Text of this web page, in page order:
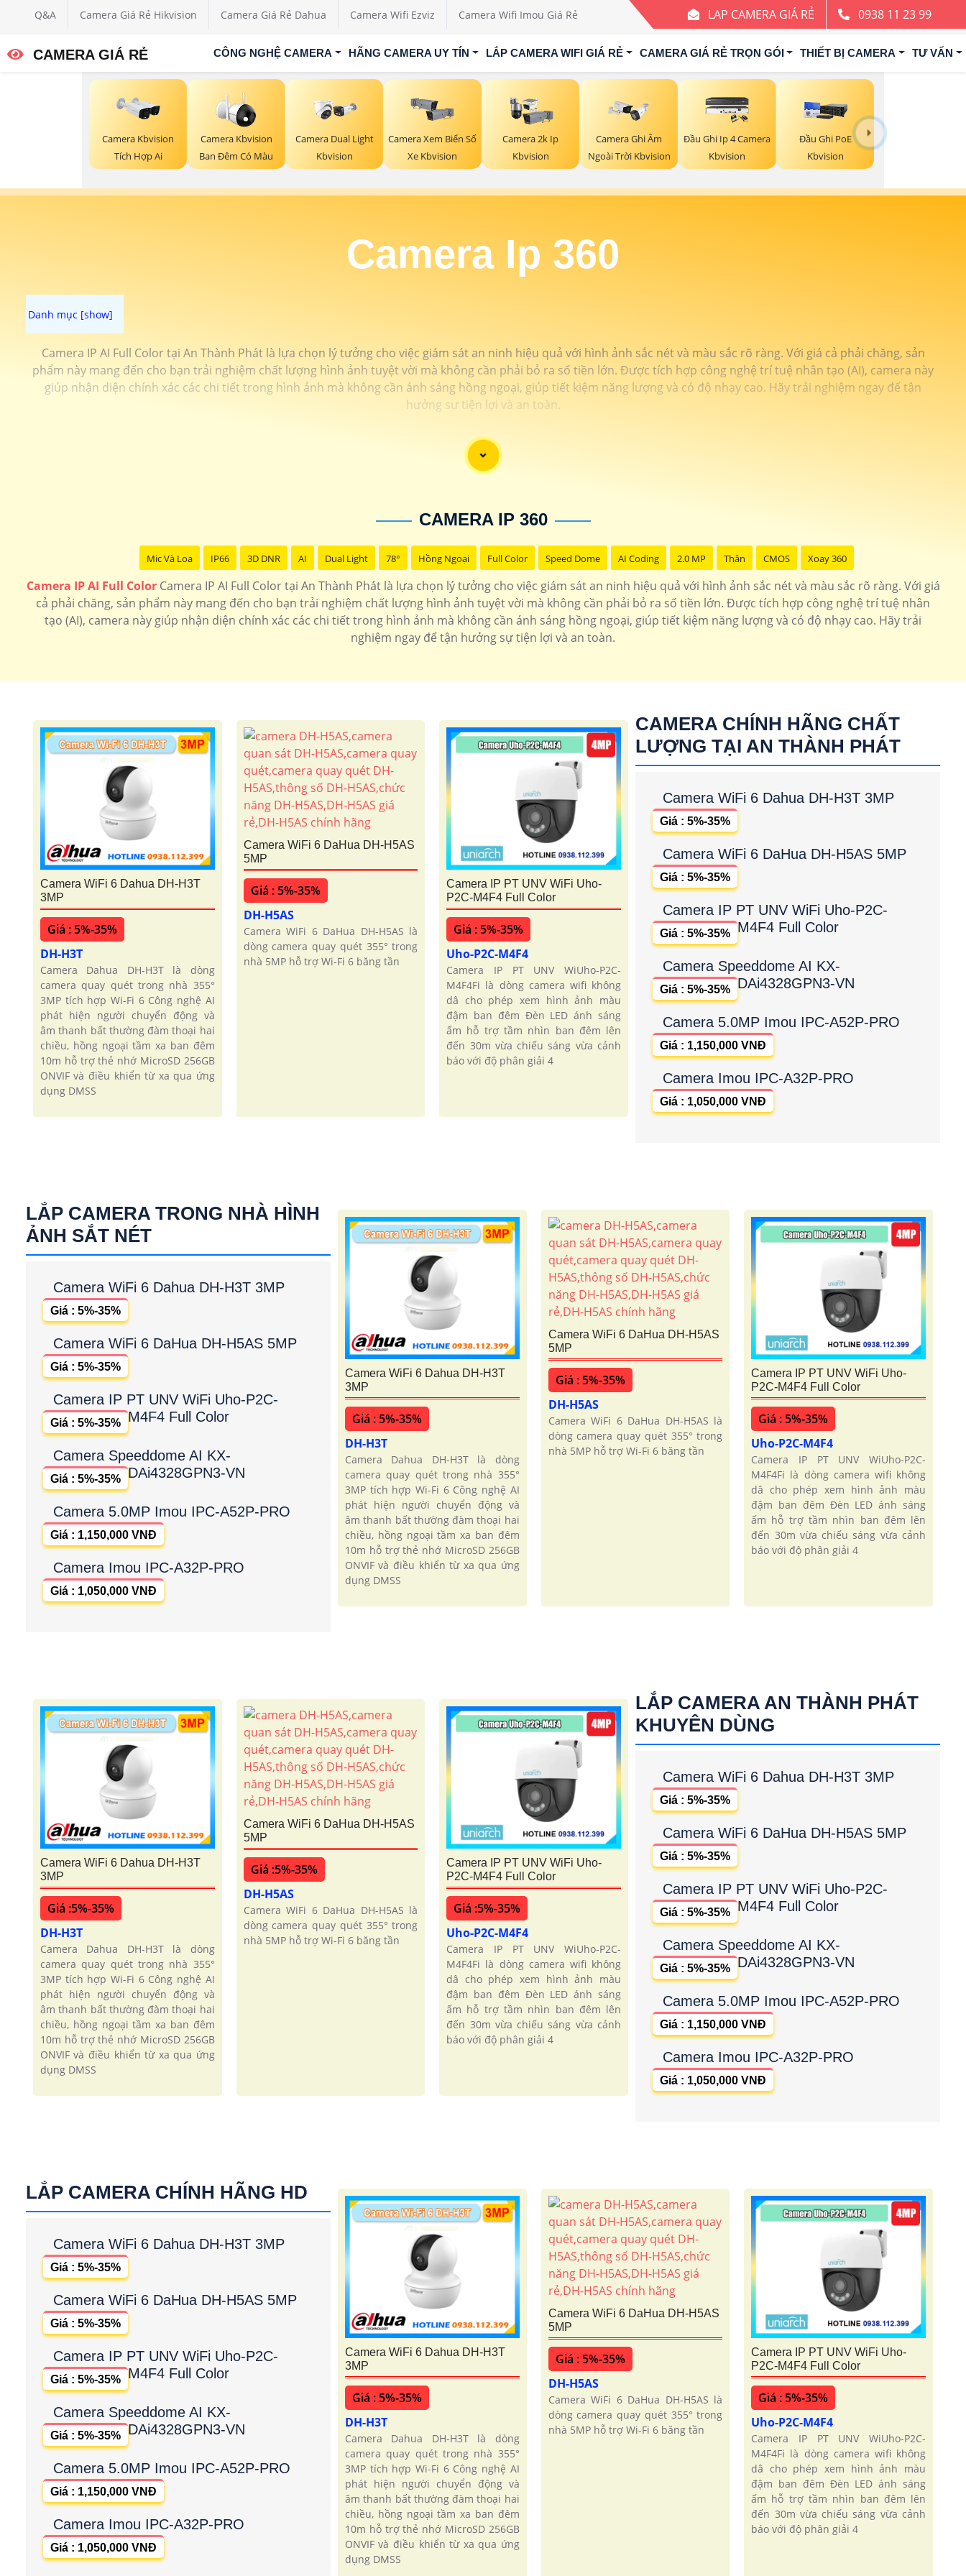
Q&A Camera Giá Rẻ Hikvision Camera Giá Rẻ Dahua Camera Wifi Ezviz Camera Wifi Imou Giá Rẻ LAP CAMERA GIÁ RẺ 0938 11 23 99
CAMERA GIÁ RẺ CÔNG NGHỆ CAMERA HÃNG CAMERA UY TÍN LẮP CAMERA WIFI GIÁ RẺ CAMERA GIÁ RẺ TRỌN GÓI THIẾT BỊ CAMERA TƯ VẤN
Camera Kbvision
Tích Hợp Ai
Camera Kbvision
Ban Đêm Có Màu
Camera Dual Light
Kbvision
Camera Xem Biển Số
Xe Kbvision
Camera 2k Ip
Kbvision
Camera Ghi Âm
Ngoài Trời Kbvision
Đầu Ghi Ip 4 Camera
Kbvision
Đầu Ghi PoE
Kbvision
Camera Ip 360
Camera IP AI Full Color tại An Thành Phát là lựa chọn lý tưởng cho việc giám sát an ninh hiệu quả với hình ảnh sắc nét và màu sắc rõ ràng. Với giá cả phải chăng, sản
phẩm này mang đến cho bạn trải nghiệm chất lượng hình ảnh tuyệt vời mà không cần phải bỏ ra số tiền lớn. Được tích hợp công nghệ trí tuệ nhân tạo (AI), camera này
giúp nhận diện chính xác các chi tiết trong hình ảnh mà không cần ánh sáng hồng ngoại, giúp tiết kiệm năng lượng và có độ nhạy cao. Hãy trải nghiệm ngay để tận
hưởng sự tiện lợi và an toàn.
'
CAMERA IP 360
Mic Và Loa IP66 3D DNR AI Dual Light 78° Hồng Ngoại Full Color Speed Dome AI Coding 2.0 MP Thân CMOS Xoay 360
Camera IP AI Full ColorCamera IP AI Full Color tại An Thành Phát là lựa chọn lý tưởng cho việc giám sát an ninh hiệu quả với hình ảnh sắc nét và màu sắc rõ ràng. Với giá
cả phải chăng, sản phẩm này mang đến cho bạn trải nghiệm chất lượng hình ảnh tuyệt vời mà không cần phải bỏ ra số tiền lớn. Được tích hợp công nghệ trí tuệ nhân
tạo (AI), camera này giúp nhận diện chính xác các chi tiết trong hình ảnh mà không cần ánh sáng hồng ngoại, giúp tiết kiệm năng lượng và có độ nhạy cao. Hãy trải
nghiệm ngay để tận hưởng sự tiện lợi và an toàn.
Camera WiFi 6 Dahua DH-H3T
3MP
Giá : 5%-35%
DH-H3T
Camera Dahua DH-H3T là dòng
camera quay quét trong nhà 355°
3MP tích hợp Wi-Fi 6 Công nghệ AI
phát hiện người chuyển động và
âm thanh bất thường đàm thoại hai
chiều, hồng ngoại tầm xa ban đêm
10m hỗ trợ thẻ nhớ MicroSD 256GB
ONVIF và điều khiển từ xa qua ứng
dụng DMSS
Camera WiFi 6 DaHua DH-H5AS
5MP
Giá : 5%-35%
DH-H5AS
Camera WiFi 6 DaHua DH-H5AS là
dòng camera quay quét 355° trong
nhà 5MP hỗ trợ Wi-Fi 6 băng tần
Camera IP PT UNV WiFi Uho-
P2C-M4F4 Full Color
Giá : 5%-35%
Uho-P2C-M4F4
Camera IP PT UNV WiUho-P2C-
M4F4Fi là dòng camera wifi không
dâ cho phép xem hình ảnh màu
đậm ban đêm Đèn LED ánh sáng
ấm hỗ trợ tầm nhìn ban đêm lên
đến 30m vừa chiếu sáng vừa cảnh
báo với độ phân giải 4
CAMERA CHÍNH HÃNG CHẤT
LƯỢNG TẠI AN THÀNH PHÁT
Camera WiFi 6 Dahua DH-H3T 3MP
Giá : 5%-35%
Camera WiFi 6 DaHua DH-H5AS 5MP
Giá : 5%-35%
Camera IP PT UNV WiFi Uho-P2C-
M4F4 Full Color
Giá : 5%-35%
Camera Speeddome AI KX-
DAi4328GPN3-VN
Giá : 5%-35%
Camera 5.0MP Imou IPC-A52P-PRO
Giá : 1,150,000 VNĐ
Camera Imou IPC-A32P-PRO
Giá : 1,050,000 VNĐ
LẮP CAMERA TRONG NHÀ HÌNH
ẢNH SẮT NÉT
Camera WiFi 6 Dahua DH-H3T 3MP
Giá : 5%-35%
Camera WiFi 6 DaHua DH-H5AS 5MP
Giá : 5%-35%
Camera IP PT UNV WiFi Uho-P2C-
M4F4 Full Color
Giá : 5%-35%
Camera Speeddome AI KX-
DAi4328GPN3-VN
Giá : 5%-35%
Camera 5.0MP Imou IPC-A52P-PRO
Giá : 1,150,000 VNĐ
Camera Imou IPC-A32P-PRO
Giá : 1,050,000 VNĐ
Camera WiFi 6 Dahua DH-H3T
3MP
Giá : 5%-35%
DH-H3T
Camera Dahua DH-H3T là dòng
camera quay quét trong nhà 355°
3MP tích hợp Wi-Fi 6 Công nghệ AI
phát hiện người chuyển động và
âm thanh bất thường đàm thoại hai
chiều, hồng ngoại tầm xa ban đêm
10m hỗ trợ thẻ nhớ MicroSD 256GB
ONVIF và điều khiển từ xa qua ứng
dụng DMSS
Camera WiFi 6 DaHua DH-H5AS
5MP
Giá : 5%-35%
DH-H5AS
Camera WiFi 6 DaHua DH-H5AS là
dòng camera quay quét 355° trong
nhà 5MP hỗ trợ Wi-Fi 6 băng tần
Camera IP PT UNV WiFi Uho-
P2C-M4F4 Full Color
Giá : 5%-35%
Uho-P2C-M4F4
Camera IP PT UNV WiUho-P2C-
M4F4Fi là dòng camera wifi không
dâ cho phép xem hình ảnh màu
đậm ban đêm Đèn LED ánh sáng
ấm hỗ trợ tầm nhìn ban đêm lên
đến 30m vừa chiếu sáng vừa cảnh
báo với độ phân giải 4
Camera WiFi 6 Dahua DH-H3T
3MP
Giá :5%-35%
DH-H3T
Camera Dahua DH-H3T là dòng
camera quay quét trong nhà 355°
3MP tích hợp Wi-Fi 6 Công nghệ AI
phát hiện người chuyển động và
âm thanh bất thường đàm thoại hai
chiều, hồng ngoại tầm xa ban đêm
10m hỗ trợ thẻ nhớ MicroSD 256GB
ONVIF và điều khiển từ xa qua ứng
dụng DMSS
Camera WiFi 6 DaHua DH-H5AS
5MP
Giá :5%-35%
DH-H5AS
Camera WiFi 6 DaHua DH-H5AS là
dòng camera quay quét 355° trong
nhà 5MP hỗ trợ Wi-Fi 6 băng tần
Camera IP PT UNV WiFi Uho-
P2C-M4F4 Full Color
Giá :5%-35%
Uho-P2C-M4F4
Camera IP PT UNV WiUho-P2C-
M4F4Fi là dòng camera wifi không
dâ cho phép xem hình ảnh màu
đậm ban đêm Đèn LED ánh sáng
ấm hỗ trợ tầm nhìn ban đêm lên
đến 30m vừa chiếu sáng vừa cảnh
báo với độ phân giải 4
LẮP CAMERA AN THÀNH PHÁT
KHUYÊN DÙNG
Camera WiFi 6 Dahua DH-H3T 3MP
Giá : 5%-35%
Camera WiFi 6 DaHua DH-H5AS 5MP
Giá : 5%-35%
Camera IP PT UNV WiFi Uho-P2C-
M4F4 Full Color
Giá : 5%-35%
Camera Speeddome AI KX-
DAi4328GPN3-VN
Giá : 5%-35%
Camera 5.0MP Imou IPC-A52P-PRO
Giá : 1,150,000 VNĐ
Camera Imou IPC-A32P-PRO
Giá : 1,050,000 VNĐ
LẮP CAMERA CHÍNH HÃNG HD
Camera WiFi 6 Dahua DH-H3T 3MP
Giá : 5%-35%
Camera WiFi 6 DaHua DH-H5AS 5MP
Giá : 5%-35%
Camera IP PT UNV WiFi Uho-P2C-
M4F4 Full Color
Giá : 5%-35%
Camera Speeddome AI KX-
DAi4328GPN3-VN
Giá : 5%-35%
Camera 5.0MP Imou IPC-A52P-PRO
Giá : 1,150,000 VNĐ
Camera Imou IPC-A32P-PRO
Giá : 1,050,000 VNĐ
Camera WiFi 6 Dahua DH-H3T
3MP
Giá : 5%-35%
DH-H3T
Camera Dahua DH-H3T là dòng
camera quay quét trong nhà 355°
3MP tích hợp Wi-Fi 6 Công nghệ AI
phát hiện người chuyển động và
âm thanh bất thường đàm thoại hai
chiều, hồng ngoại tầm xa ban đêm
10m hỗ trợ thẻ nhớ MicroSD 256GB
ONVIF và điều khiển từ xa qua ứng
dụng DMSS
Camera WiFi 6 DaHua DH-H5AS
5MP
Giá : 5%-35%
DH-H5AS
Camera WiFi 6 DaHua DH-H5AS là
dòng camera quay quét 355° trong
nhà 5MP hỗ trợ Wi-Fi 6 băng tần
Camera IP PT UNV WiFi Uho-
P2C-M4F4 Full Color
Giá : 5%-35%
Uho-P2C-M4F4
Camera IP PT UNV WiUho-P2C-
M4F4Fi là dòng camera wifi không
dâ cho phép xem hình ảnh màu
đậm ban đêm Đèn LED ánh sáng
ấm hỗ trợ tầm nhìn ban đêm lên
đến 30m vừa chiếu sáng vừa cảnh
báo với độ phân giải 4